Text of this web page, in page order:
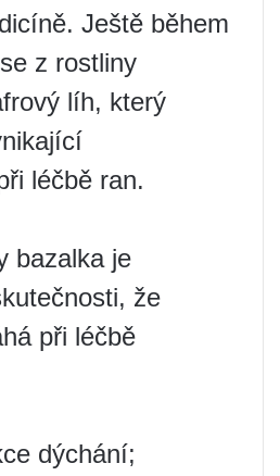
Ještě během
z rostliny
líh, který
léčbě ran.
bazalka je
že
při léčbě
dýchání;